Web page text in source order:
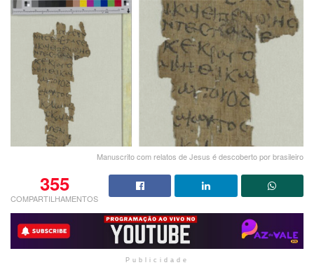
Manuscrito com relatos de Jesus é descoberto por brasileiro
355
COMPARTILHAMENTOS
Publicidade